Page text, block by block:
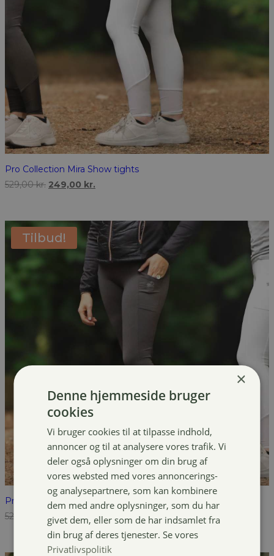
Pro Collection Mira Show tights
529,00kr. Den
529,00 kr..
249,00 kr.
249,00 kr..
Tilbud!
Pro Collection Mira tights
529,00
Den
oprindelige
pris
var:
249,00kr. Den
aktuelle
pris
er:
×
Denne hjemmeside bruger
cookies
Vi bruger cookies til at tilpasse indhold,
annoncer og til at analysere vores trafik. Vi
deler også oplysninger om din brug af
vores websted med vores annoncerings-
og analysepartnere, som kan kombinere
dem med andre oplysninger, som du har
givet dem, eller som de har indsamlet fra
din brug af deres tjenester. Se vores
Privatlivspolitik